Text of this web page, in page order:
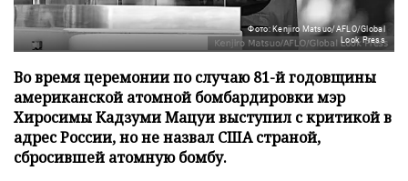
Фото: Kenjiro Matsuo/AFLO/Global
Look Press
Во время церемонии по случаю 81-й годовщины
американской атомной бомбардировки мэр
Хиросимы Кадзуми Мацуи выступил с критикой в
адрес России, но не назвал США страной,
сбросившей атомную бомбу.